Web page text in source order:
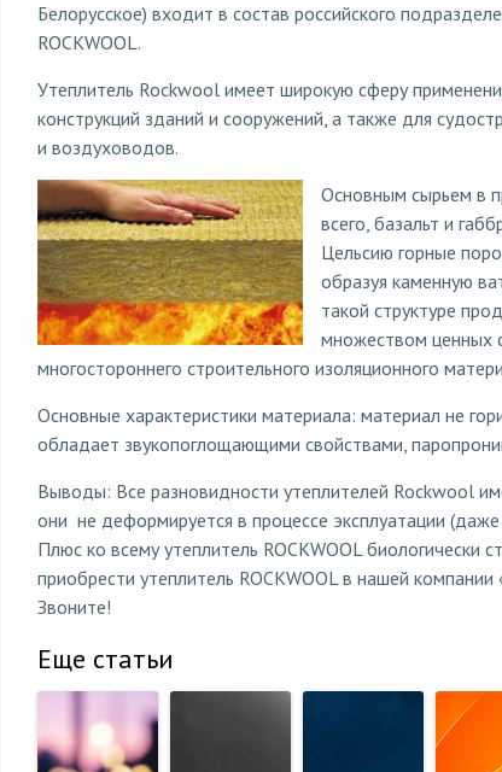
Белорусское) входит в состав российского
ROCKWOOL.
Утеплитель Rockwool имеет широкую сферу
конструкций зданий и сооружений, а также для
и воздуховодов.
Основным сырьем в
всего, базальт и
Цельсию горные
образуя каменную
такой структуре
множеством ценных
многостороннего строительного изоляционного
Основные характеристики материала: материал не
обладает звукопоглощающими свойствами,
Выводы: Все разновидности утеплителей Rockwool
они не деформируется в процессе эксплуатации
Плюс ко всему утеплитель ROCKWOOL
приобрести утеплитель ROCKWOOL в нашей
Звоните!
Еще статьи